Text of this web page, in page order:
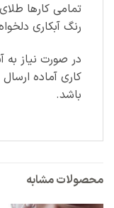
رنگ آبکاری
کاری آماده
باشد.
محصولات مشابه